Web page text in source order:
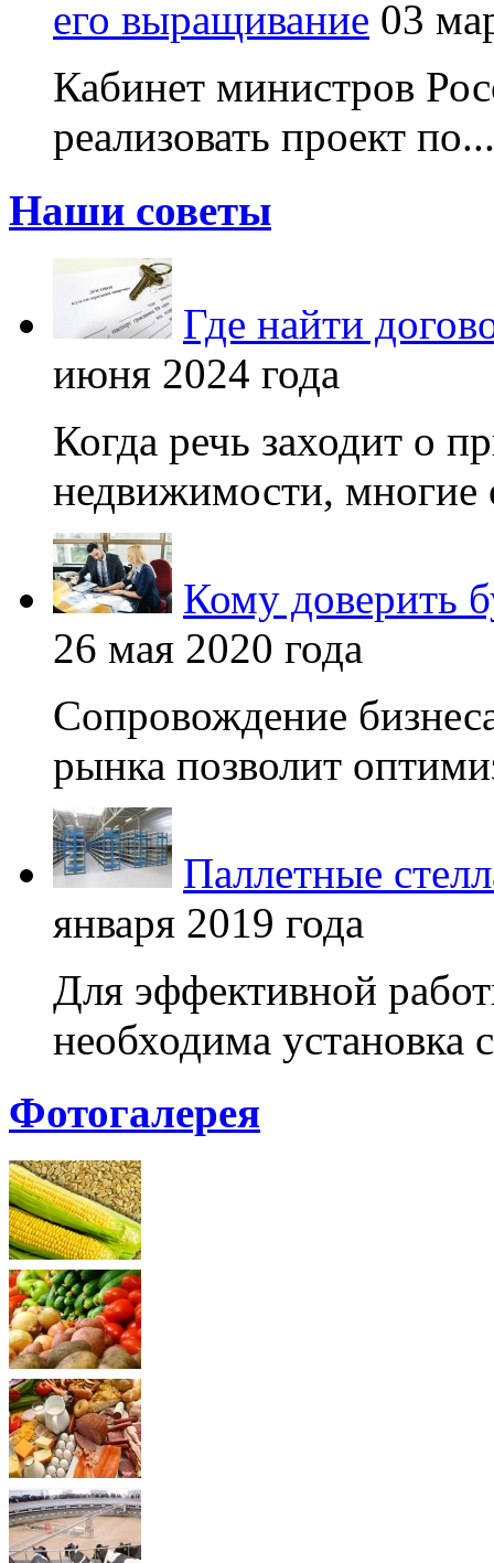
его выращивание 03
Кабинет министров
реализовать проект по...
Наши советы
Где найти
июня 2024 года
Когда речь заходит о
недвижимости,
Кому доверить
26 мая 2020 года
Сопровождение
рынка позволит
Паллетные
января 2019 года
Для эффективной
необходима установка
Фотогалерея